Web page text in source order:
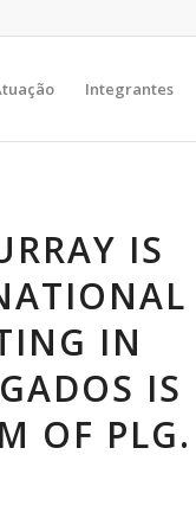
Integrantes
IS
IN
IS
OF PLG.